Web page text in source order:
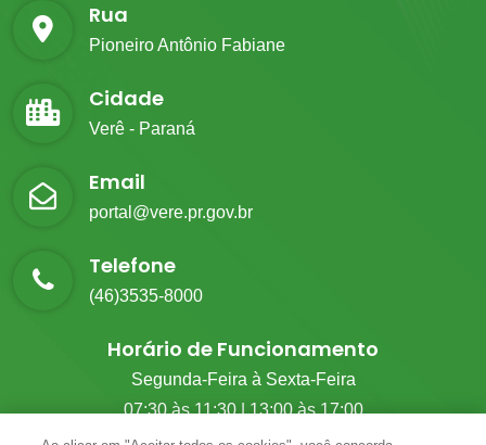
Rua
Pioneiro Antônio Fabiane
Cidade
Verê - Paraná
Email
portal@vere.pr.gov.br
Telefone
(46)3535-8000
Horário de Funcionamento
Segunda-Feira à Sexta-Feira
07:30 às 11:30 | 13:00 às 17:00